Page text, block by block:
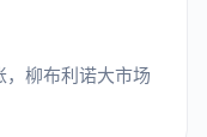
柳布利诺大市场